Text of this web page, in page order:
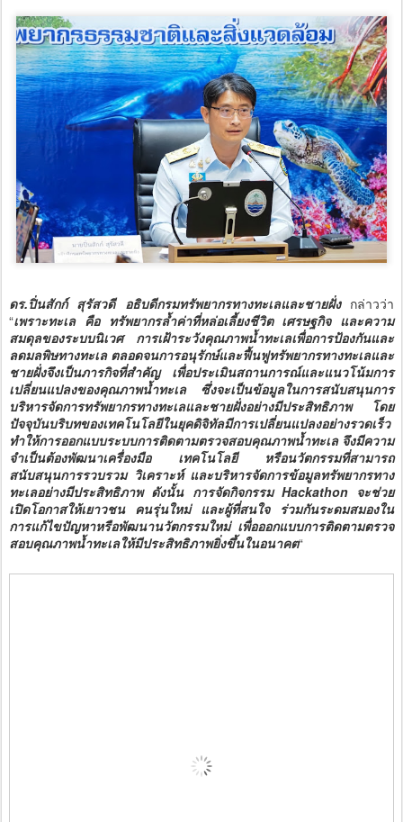
ดร.ปิ่นสักก์ สุรัสวดี อธิบดีกรมทรัพยากรทางทะเลและชายฝั่งกล่าวว่า
“เพราะทะเล คือ ทรัพยากรล้ำค่าที่หล่อเลี้ยงชีวิต เศรษฐกิจ และความ
สมดุลของระบบนิเวศ การเฝ้าระวังคุณภาพน้ำทะเลเพื่อการป้องกันและ
ลดมลพิษทางทะเล ตลอดจนการอนุรักษ์และฟื้นฟูทรัพยากรทางทะเลและ
ชายฝั่งจึงเป็นภารกิจที่สำคัญ เพื่อประเมินสถานการณ์และแนวโน้มการ
เปลี่ยนแปลงของคุณภาพน้ำทะเล ซึ่งจะเป็นข้อมูลในการสนับสนุนการ
บริหารจัดการทรัพยากรทางทะเลและชายฝั่งอย่างมีประสิทธิภาพ โดย
ปัจจุบันบริบทของเทคโนโลยีในยุคดิจิทัลมีการเปลี่ยนแปลงอย่างรวดเร็ว
ทำให้การออกแบบระบบการติดตามตรวจสอบคุณภาพน้ำทะเล จึงมีความ
จำเป็นต้องพัฒนาเครื่องมือ เทคโนโลยี หรือนวัตกรรมที่สามารถ
สนับสนุนการรวบรวม วิเคราะห์ และบริหารจัดการข้อมูลทรัพยากรทาง
ทะเลอย่างมีประสิทธิภาพ ดังนั้น การจัดกิจกรรม Hackathon จะช่วย
เปิดโอกาสให้เยาวชน คนรุ่นใหม่ และผู้ที่สนใจ ร่วมกันระดมสมองใน
การแก้ไขปัญหาหรือพัฒนานวัตกรรมใหม่ เพื่อออกแบบการติดตามตรวจ
สอบคุณภาพน้ำทะเลให้มีประสิทธิภาพยิ่งขึ้นในอนาคต“